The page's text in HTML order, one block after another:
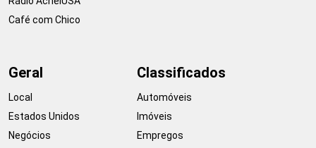
Café com Chico
Geral
Local
Estados Unidos
Negócios
Classificados
Automóveis
Imóveis
Empregos